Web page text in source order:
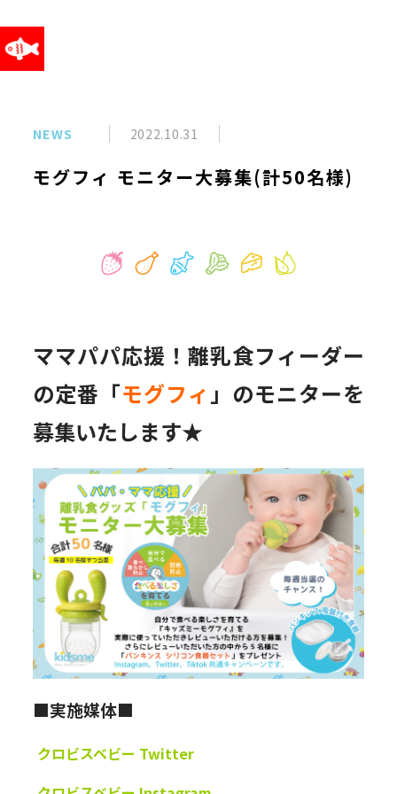
NEWS 2022.10.31
モグフィ モニター大募集(計50名様)
ママパパ応援！離乳食フィーダー
の定番「モグフィ 」のモニターを
募集いたします★
■実施媒体■
クロビスベビー Twitter